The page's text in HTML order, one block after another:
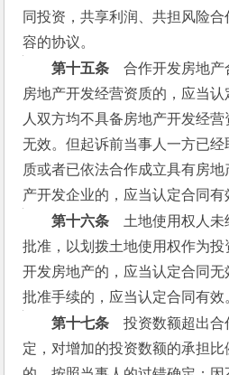
同投资，共享利润、共担风险
容的协议。
第十五条 合作开发房地产
房地产开发经营资质的，应当
人双方均不具备房地产开发经
无效。但起诉前当事人一方已
质或者已依法合作成立具有房
产开发企业的，应当认定合同有
第十六条 土地使用权人未
批准，以划拨土地使用权作为
开发房地产的，应当认定合同
批准手续的，应当认定合同有效
第十七条 投资数额超出合
定，对增加的投资数额的承担